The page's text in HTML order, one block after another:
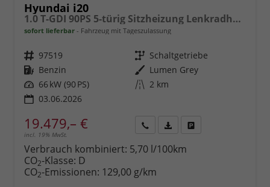
Hyundai i20
1.0 T-GDI 90PS 5-türig Sitzheizung Lenkradheizung Rückf.Kamera PDC Klima Apple CarPlay Android Auto Tempomat Touchscreen
sofort lieferbar Fahrzeug mit Tageszulassung
Fahrzeugnr. 97519 Getriebe Schaltgetriebe
Kraftstoff Benzin Außenfarbe Lumen Grey
Leistung 66 kW (90 PS) Kilometerstand 2 km
03.06.2026
19.479,– €
incl. 19% MwSt.
anfordern
Datei,
Verbrauch kombiniert: 5,70 l/100km
CO2-Klasse: D
CO2-Emissionen: 129,00 g/km